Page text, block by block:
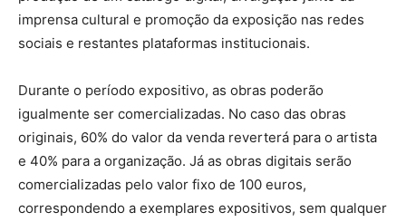
imprensa cultural e promoção da exposição nas redes
sociais e restantes plataformas institucionais.
Durante o período expositivo, as obras poderão
igualmente ser comercializadas. No caso das obras
originais, 60% do valor da venda reverterá para o artista
e 40% para a organização. Já as obras digitais serão
comercializadas pelo valor fixo de 100 euros,
correspondendo a exemplares expositivos, sem qualquer